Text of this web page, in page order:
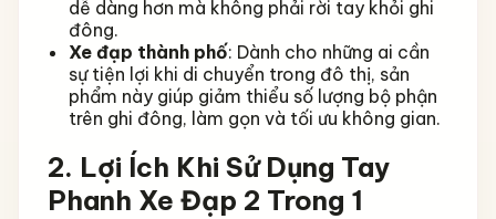
dễ dàng hơn mà không phải rời tay khỏi ghi
đông.
Xe đạp thành phố: Dành cho những ai cần
sự tiện lợi khi di chuyển trong đô thị, sản
phẩm này giúp giảm thiểu số lượng bộ phận
trên ghi đông, làm gọn và tối ưu không gian.
2. Lợi Ích Khi Sử Dụng Tay
Phanh Xe Đạp 2 Trong 1